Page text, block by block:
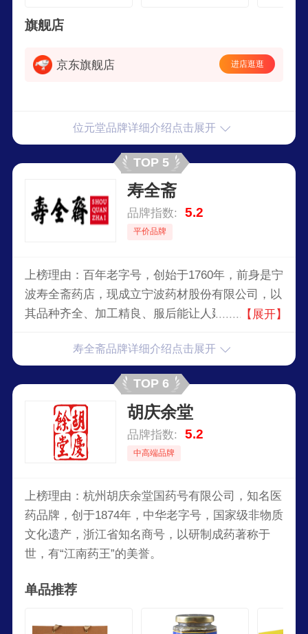
l
旗舰店
京东旗舰店 进店逛逛
位元堂品牌详细介绍点击展开
TOP 5
寿全斋
品牌指数: 5.2
平价品牌
上榜理由：百年老字号，创始于1760年，前身是宁
波寿全斋药店，现成立宁波药材股份有限公司，以
其品种齐全、加工精良、服后能让人延年益寿而名
古法炮制为典律，采用紫铜锅、铁船、锡盘、瓷盅
等等的古工具，精制各种膏、丹、散、丸、露、饮
片、补酒和其他药酒，
【展开】
寿全斋品牌详细介绍点击展开
TOP 6
胡庆余堂
品牌指数: 5.2
中高端品牌
上榜理由：杭州胡庆余堂国药号有限公司，知名医
药品牌，创于1874年，中华老字号，国家级非物质
文化遗产，浙江省知名商号，以研制成药著称于
世，有“江南药王”的美誉。
单品推荐